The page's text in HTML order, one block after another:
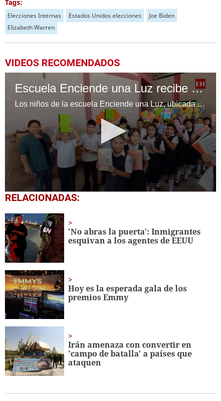
Tags:
Elecciones Internas Estados Unidos elecciones
Joe Biden
Elizabeth Warren
VIDEOS RECOMENDADOS
Escuela Enciende una Luz recibe cuadernos Quick, gracias a la Maratón del Saber
Los niños de la escuela Enciende una Luz, ubicada en la colonia Altos de Santa Rosa, al sur de Tegucigalpa, recibieron cuadernos Quick como parte de la Campaña Maratón del Saber.
0
seconds
1
minute,
56
seconds
RELACIONADAS:
'No abras la puerta': Inmigrantes
esquivan a los agentes de EEUU
Hoy es la esperada gala de los
premios Emmy
Irán amenaza con convertir en
'campo de batalla' a países que
ataquen